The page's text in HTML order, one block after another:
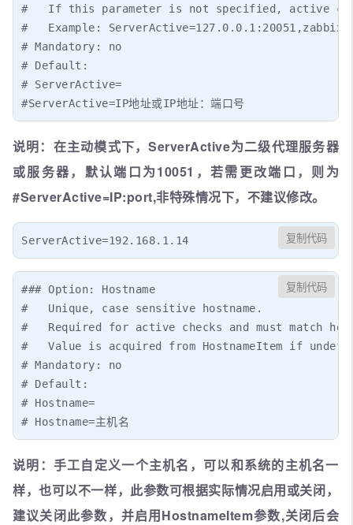
#   If this parameter is not specified, active
#   Example:
# Mandatory: no
# Default:
# ServerActive=
#ServerActive=IP地址或IP地址：端口号
说明：在主动模式下，ServerActive为二级代理服务器
或服务器，默认端口为10051，若需更改端口，则为
#ServerActive=IP:port,非特殊情况下，不建议修改。
ServerActive=192.168.1.14 复制代码
### Option: Hostname
#   Unique, case sensitive hostname.
#   Required for active checks and must match
#   Value is acquired from HostnameItem if
# Mandatory: no
# Default:
# Hostname=
# Hostname=主机名
复制代码
说明：手工自定义一个主机名，可以和系统的主机名一
样，也可以不一样，此参数可根据实际情况启用或关闭，
建议关闭此参数，并启用HostnameItem参数,关闭后会